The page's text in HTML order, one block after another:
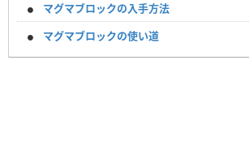
マグマブロックの入手方法
マグマブロックの使い道